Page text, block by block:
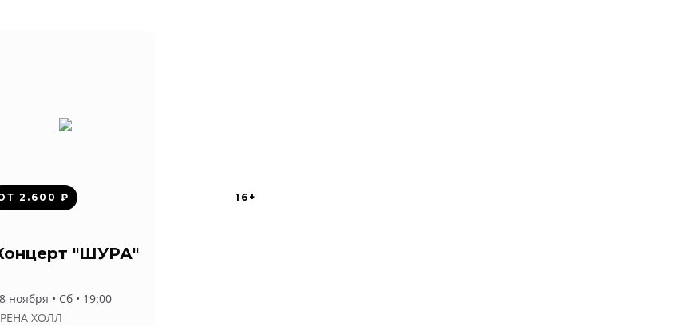
2.600 ₽ 16+
"ШУРА"
ноября • Сб • 19:00
ХОЛЛ